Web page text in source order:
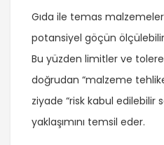
Gıda ile temas
potansiyel göçün
Bu yüzden limitler ve
doğrudan “malzeme
ziyade “risk kabul edilebilir
yaklaşımını temsil eder.